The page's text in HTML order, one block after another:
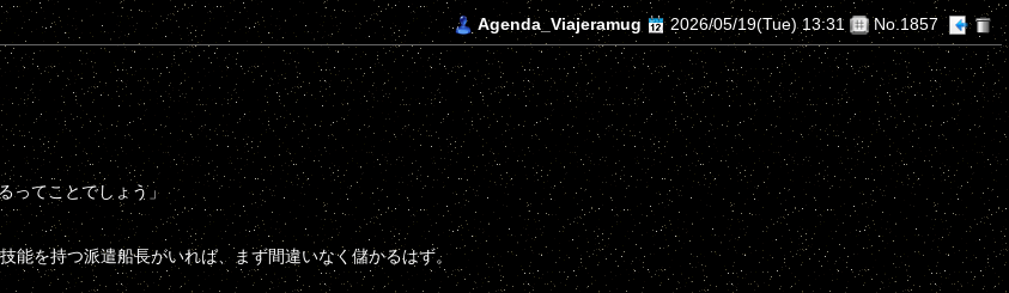
Agenda_Viajeramug
2026/05/19(Tue) 13:31 No.1857
ってことでしょう」
能を持つ派遣船長がいれば、まず間違いなく儲かるはず。